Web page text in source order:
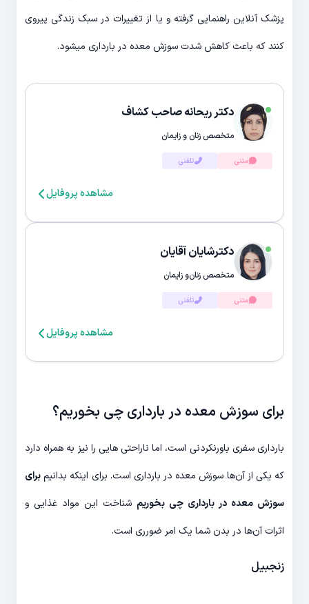
پزشک آنلاین راهنمایی گرفته و یا از تغییرات در سبک زندگی پیروی
کنند که باعث کاهش شدت سوزش معده در بارداری میشود.
دکتر ریحانه صاحب کشاف
متخصص زنان و زایمان
متنی تلفنی
مشاهده پروفایل
دکترشایان آقایان
متخصص زنان‌و زایمان
متنی تلفنی
مشاهده پروفایل
برای سوزش معده در بارداری چی بخوریم؟
بارداری سفری باورنکردنی است، اما ناراحتی هایی را نیز به همراه دارد
که یکی از آن‌ها سوزش معده در بارداری است. برای اینکه بدانیمبرای
سوزش معده در بارداری چی بخوریم شناخت این مواد غذایی و
اثرات آن‌ها در بدن شما یک امر ضورری است.
زنجبیل